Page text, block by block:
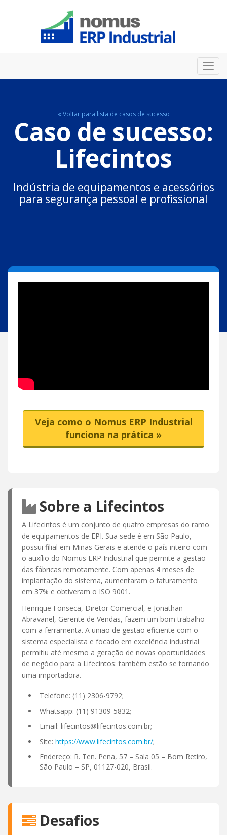
« Voltar para lista de casos de sucesso
Caso de sucesso:
Lifecintos
Indústria de equipamentos e acessórios
para segurança pessoal e profissional
Veja como o Nomus ERP Industrial
funciona na prática »
Sobre a Lifecintos
A Lifecintos é um conjunto de quatro empresas do ramo
de equipamentos de EPI. Sua sede é em São Paulo,
possui filial em Minas Gerais e atende o país inteiro com
o auxílio do Nomus ERP Industrial que permite a gestão
das fábricas remotamente. Com apenas 4 meses de
implantação do sistema, aumentaram o faturamento
em 37% e obtiveram o ISO 9001.
Henrique Fonseca, Diretor Comercial, e Jonathan
Abravanel, Gerente de Vendas, fazem um bom trabalho
com a ferramenta. A união de gestão eficiente com o
sistema especialista e focado em excelência industrial
permitiu até mesmo a geração de novas oportunidades
de negócio para a Lifecintos: também estão se tornando
uma importadora.
Telefone: (11) 2306-9792;
Whatsapp: (11) 91309-5832;
Email: lifecintos@lifecintos.com.br;
Site: https://www.lifecintos.com.br/;
Endereço: R. Ten. Pena, 57 – Sala 05 – Bom Retiro,
São Paulo – SP, 01127-020, Brasil.
Desafios